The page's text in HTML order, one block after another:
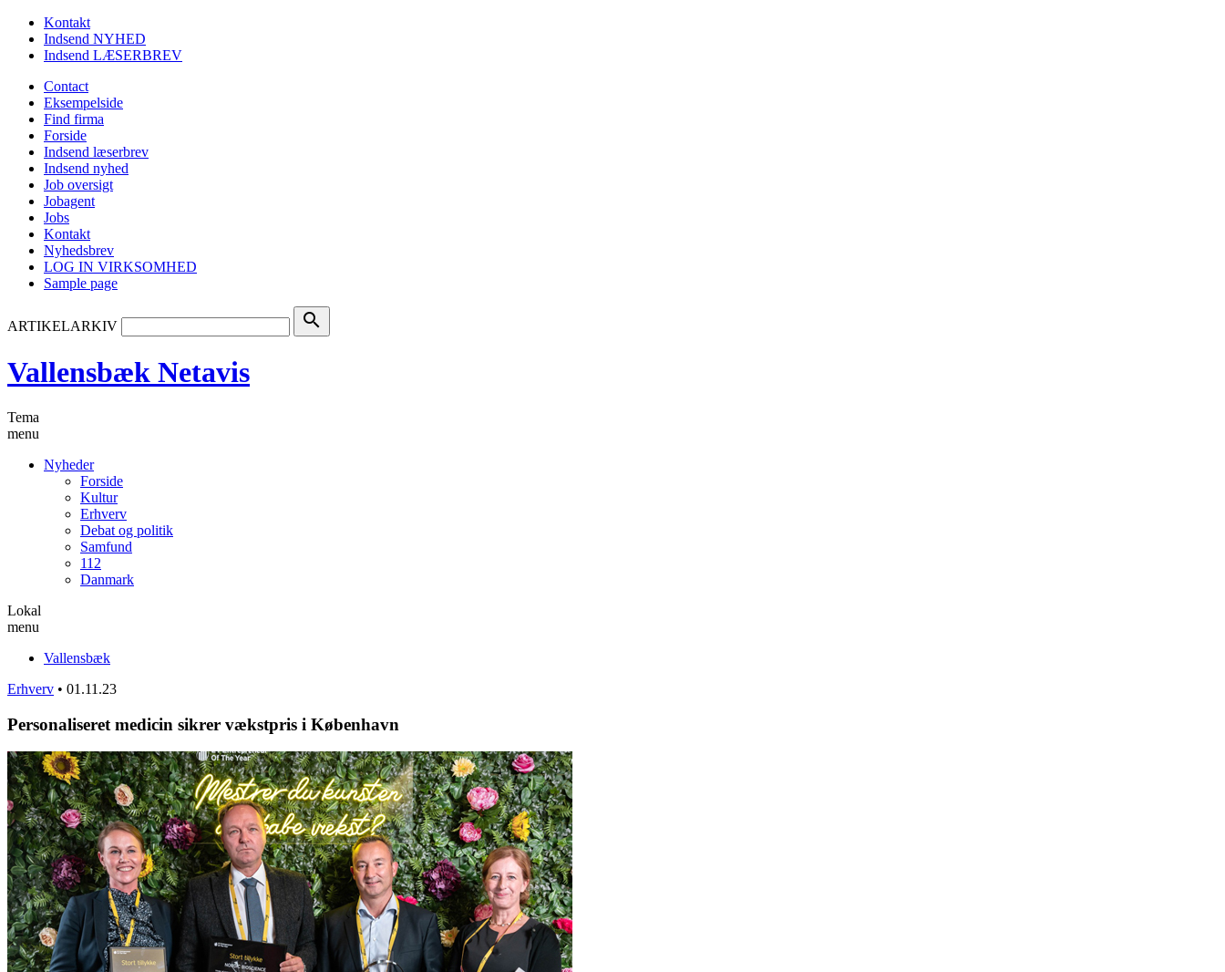
Kontakt
Indsend NYHED
Indsend LÆSERBREV
Contact
Eksempelside
Find firma
Forside
Indsend læserbrev
Indsend nyhed
Job oversigt
Jobagent
Jobs
Kontakt
Nyhedsbrev
LOG IN VIRKSOMHED
Sample page
ARTIKELARKIV search
Vallensbæk Netavis
Tema
menu
Nyheder
Forside
Kultur
Erhverv
Debat og politik
Samfund
112
Danmark
Lokal
menu
Vallensbæk
Erhverv • 01.11.23
Personaliseret medicin sikrer vækstpris i København